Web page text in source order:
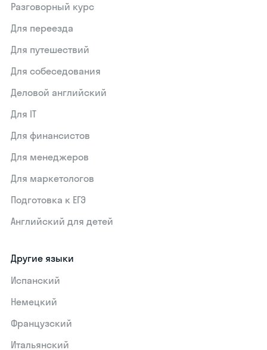
Разговорный курс
Для переезда
Для путешествий
Для собеседования
Деловой английский
Для IT
Для финансистов
Для менеджеров
Для маркетологов
Подготовка к ЕГЭ
Английский для детей
Другие языки
Испанский
Немецкий
Французский
Итальянский